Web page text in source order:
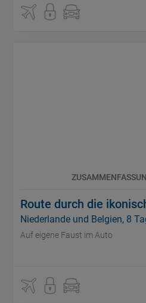
Route durch die
Niederlande und Belgien, 8
Auf eigene Faust im Auto